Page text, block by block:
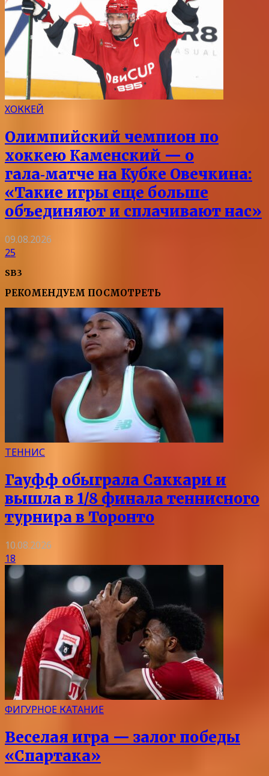
ХОККЕЙ
Олимпийский чемпион по
хоккею Каменский — о
гала‑матче на Кубке Овечкина:
«Такие игры еще больше
объединяют и сплачивают нас»
09.08.2026
25
SB3
РЕКОМЕНДУЕМ ПОСМОТРЕТЬ
ТЕННИС
Гауфф обыграла Саккари и
вышла в 1/8 финала теннисного
турнира в Торонто
10.08.2026
18
ФИГУРНОЕ КАТАНИЕ
Веселая игра — залог победы
«Спартака»